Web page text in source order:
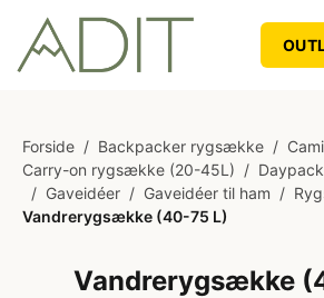
Forside / Backpacker rygsække /
Carry-on rygsække (20-45L) /
/ Gaveidéer / Gaveidéer til ham /
Vandrerygsække (40-75 L)
Vandrerygsække